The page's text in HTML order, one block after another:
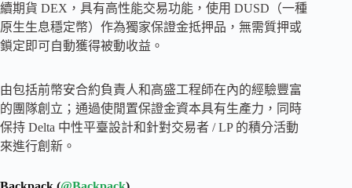
續期貨 DEX，具有高性能交易功能，使用 DUSD（一種
原生生息穩定幣）作為獨家保證金抵押品，無需質押或
鎖定即可自動獲得被動收益。
由包括前幣安合約負責人和高盛工程師在內的經驗豐富
的團隊創立；通過使閒置保證金資本具有生產力，同時
保持 Delta 中性平臺設計和針對交易者 / LP 的積分活動
來進行創新。